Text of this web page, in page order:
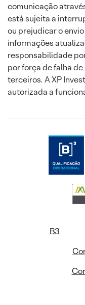
comunicação
está sujeita a
ou prejudicar o
informações
responsabilidade
por força de falha
terceiros. A XP
autorizada a
B3